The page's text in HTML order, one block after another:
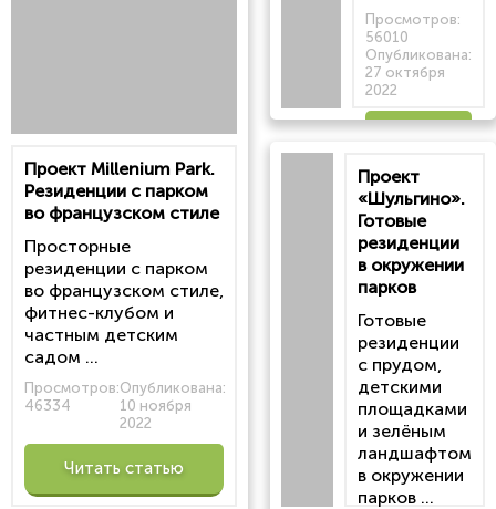
Проект Millenium Park.
Резиденции с парком
во французском стиле
Просторные
резиденции с парком
во французском стиле,
фитнес-клубом и
частным детским
садом ...
Просмотров:
46334
Опубликована:
10 ноября
2022
Читать статью
Просмотров:
56010
Опубликована:
27 октября
2022
статью
Проект
«Шульгино».
Готовые
резиденции
в окружении
парков
Готовые
резиденции
с прудом,
детскими
площадками
и зелёным
ландшафтом
в окружении
парков ...